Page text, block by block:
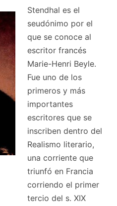
Stendhal es el
seudónimo por el
que se conoce al
escritor francés
Marie-Henri Beyle.
Fue uno de los
primeros y más
importantes
escritores que se
inscriben dentro del
Realismo literario,
una corriente que
triunfó en Francia
corriendo el primer
tercio del s. XIX